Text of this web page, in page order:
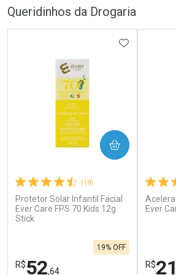
Queridinhos da Drogaria
(19)
Protetor Solar Infantil Facial
Ever Care FPS 70 Kids 12g
Stick
R$52,64
19% OFF
COMPRAR
Ever
R$21